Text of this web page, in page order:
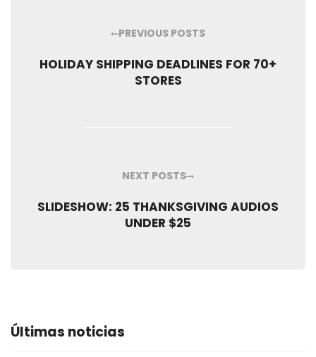
PREVIOUS POSTS
HOLIDAY SHIPPING DEADLINES FOR 70+
STORES
NEXT POSTS
SLIDESHOW: 25 THANKSGIVING AUDIOS
UNDER $25
Últimas noticias